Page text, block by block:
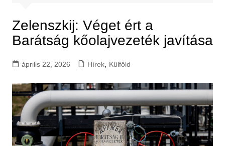
Zelenszkij: Véget ért a
Barátság kőolajvezeték javítása
április 22, 2026 Hírek, Külföld